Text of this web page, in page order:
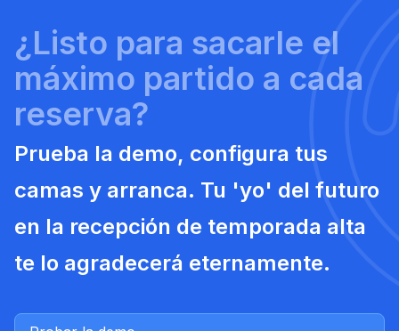
¿Listo para sacarle el
máximo partido a cada
reserva?
Prueba la demo, configura tus
camas y arranca. Tu 'yo' del futuro
en la recepción de temporada alta
te lo agradecerá eternamente.